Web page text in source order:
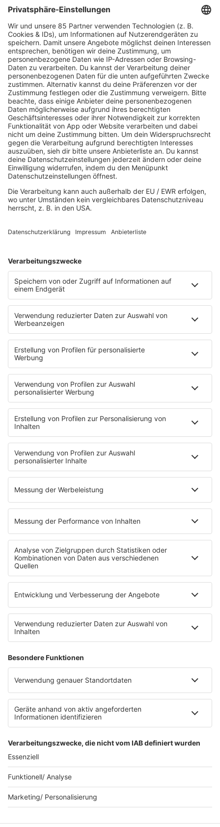
HOME
MUSIK
Playlist
Streams
Rocknews
Band-Alphabet
Rockfakten
Rockquiz
Videos
PROGRAMM
Sendungen
Moderatoren
Podcasts
Hells Bells
Musikwunsch
AKTIONEN
Backstagebereich
King of BOB
Beichtstuhl
Neuerscheinung
Newcomer
Konzertkalender
Festivals
Wacken Open Air
SHOP
RADIO BOB!
Impressum
Kontakt
myBOB App
BOB-Plakate & Aufkleber bestellen
Datenschutz
Datenschutzeinstellungen
Teilnahmebedingungen
RADIO BOB! auf radioplayer.de
Partner
Wacken Radio by RADIO BOB!
WERBUNG SCHALTEN
© RADIO BOB GmbH & Co. KG